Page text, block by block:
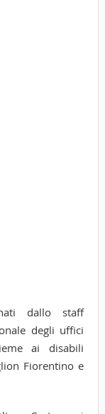
dallo staff
degli uffici
ai disabili
Fiorentino e